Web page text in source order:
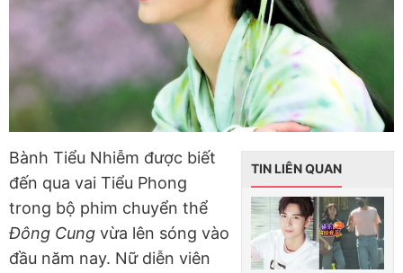
TIN LIÊN QUAN
Bành Tiểu Nhiễm được biết
đến qua vai Tiểu Phong
trong bộ phim chuyển thể
Đông Cung vừa lên sóng vào
đầu năm nay. Nữ diễn viên